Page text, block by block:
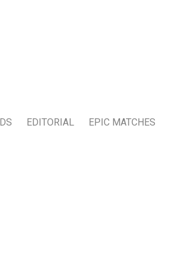
EDITORIAL EPIC MATCHES